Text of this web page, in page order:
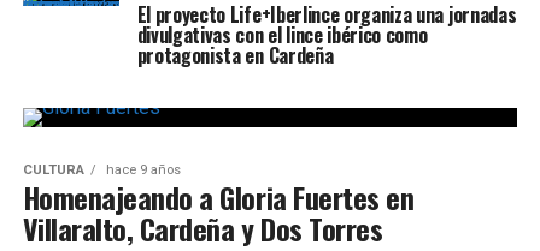
El proyecto Life+Iberlince organiza una jornadas
divulgativas con el lince ibérico como
protagonista en Cardeña
CULTURA hace 9 años
Homenajeando a Gloria Fuertes en
Villaralto, Cardeña y Dos Torres